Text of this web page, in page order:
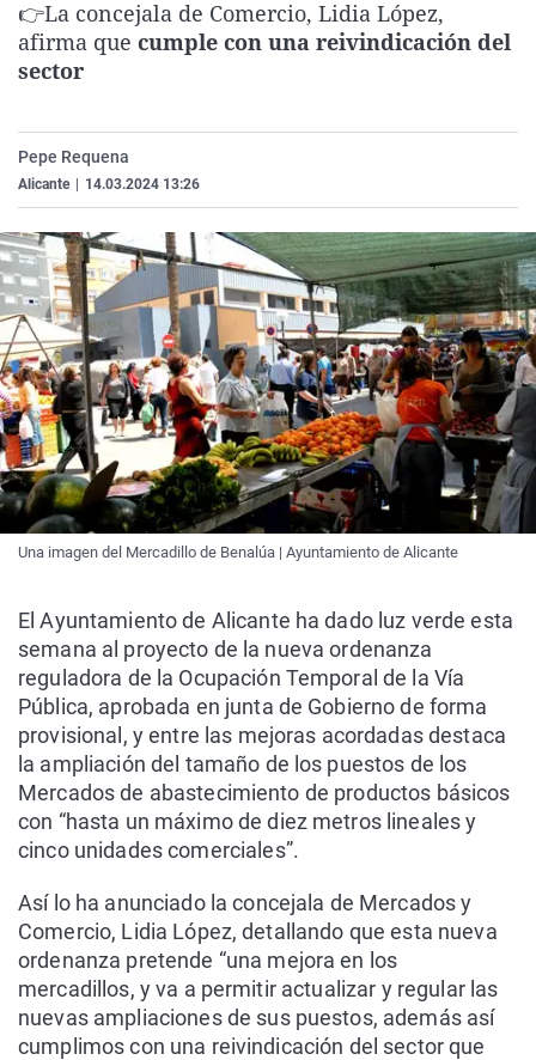
La rosa de los vientos
Caso
Extremadura
Virales
👉La concejala de Comercio, Lidia López,
afirma que cumple con una reivindicación del
sector
Pepe Requena
Alicante 14.03.2024 13:26
Una imagen del Mercadillo de Benalúa | Ayuntamiento de Alicante
El Ayuntamiento de Alicante ha dado luz verde esta
semana al proyecto de la nueva ordenanza
reguladora de la Ocupación Temporal de la Vía
Pública, aprobada en junta de Gobierno de forma
provisional, y entre las mejoras acordadas destaca
la ampliación del tamaño de los puestos de los
Mercados de abastecimiento de productos básicos
con “hasta un máximo de diez metros lineales y
cinco unidades comerciales”.
Así lo ha anunciado la concejala de Mercados y
Comercio, Lidia López, detallando que esta nueva
ordenanza pretende “una mejora en los
mercadillos, y va a permitir actualizar y regular las
nuevas ampliaciones de sus puestos, además así
cumplimos con una reivindicación del sector que